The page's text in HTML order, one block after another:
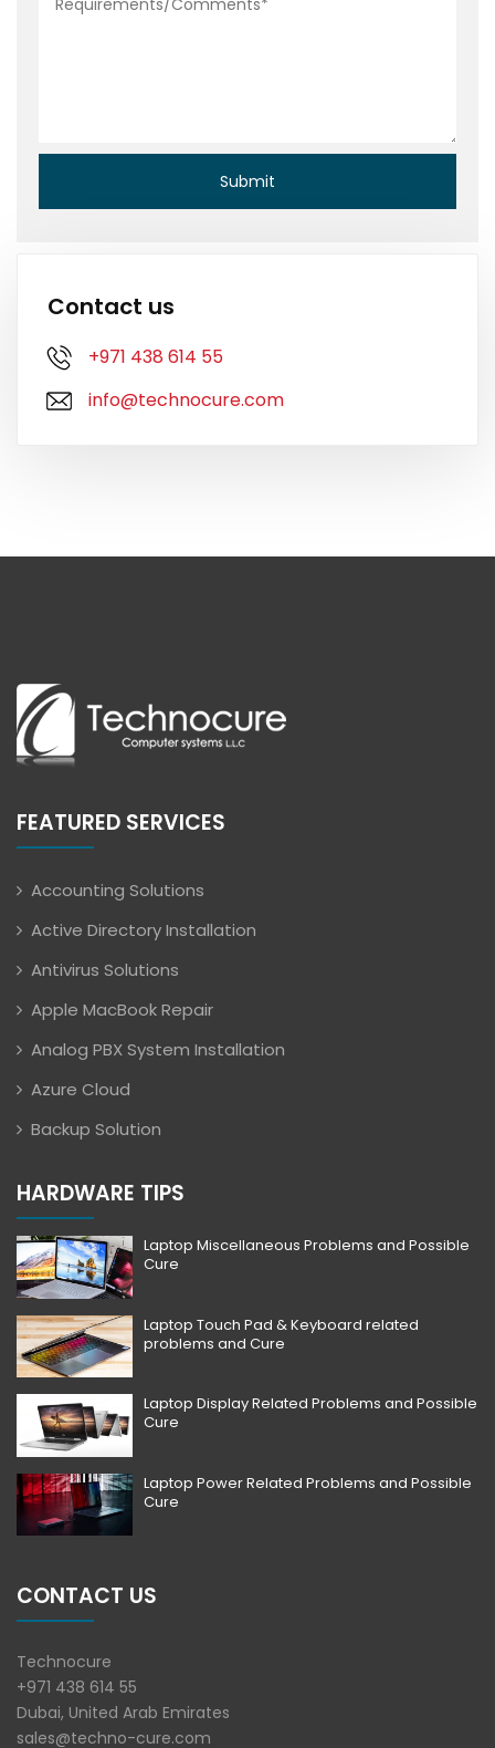
Contact us
+971 438 614 55
info@technocure.com
FEATURED SERVICES
Accounting Solutions
Active Directory Installation
Antivirus Solutions
Apple MacBook Repair
Analog PBX System Installation
Azure Cloud
Backup Solution
HARDWARE TIPS
Laptop Miscellaneous Problems and Possible
Cure
Laptop Touch Pad & Keyboard related
problems and Cure
Laptop Display Related Problems and Possible
Cure
Laptop Power Related Problems and Possible
Cure
CONTACT US
Technocure
+971 438 614 55
Dubai, United Arab Emirates
sales@techno-cure.com